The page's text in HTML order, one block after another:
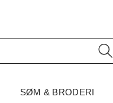
SØM & BRODERI